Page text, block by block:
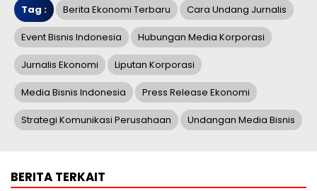
Tag : Berita Ekonomi Terbaru Cara Undang Jurnalis
Event Bisnis Indonesia Hubungan Media Korporasi
Jurnalis Ekonomi Liputan Korporasi
Media Bisnis Indonesia Press Release Ekonomi
Strategi Komunikasi Perusahaan Undangan Media Bisnis
BERITA TERKAIT